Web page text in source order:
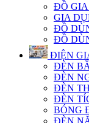
ĐỒ
GIA
ĐỒ
ĐỒ
ĐIỆN
ĐÈN
ĐÈN
ĐÈN
ĐÈN
BÓNG
ĐÈN